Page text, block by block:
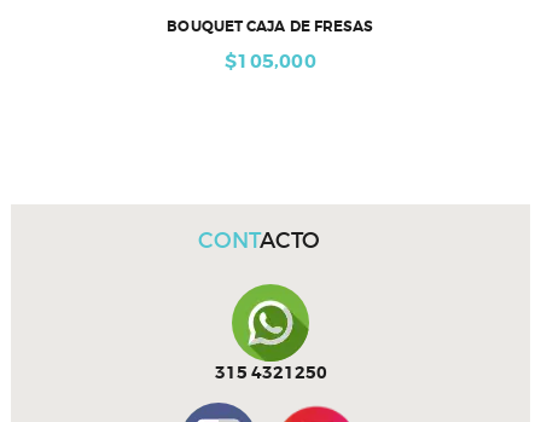
BOUQUET CAJA DE FRESAS
$105,000
CONTACTO
315 4321250